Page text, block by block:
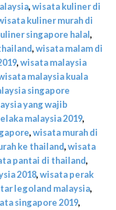
,wisata kuliner di
kuliner murah di
singapore halal,
,wisata malam di
,wisata malaysia
malaysia kuala
singapore
yang wajib
malaysia 2019,
,wisata murah di
ke thailand,wisata
pantai di thailand,
2018,wisata perak
legoland malaysia,
singapore 2019,